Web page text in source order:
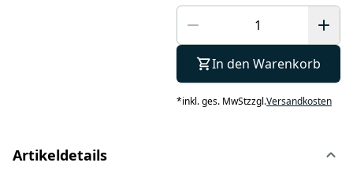
In den Warenkorb
*inkl. ges. MwStzzgl.Versandkosten
Artikeldetails